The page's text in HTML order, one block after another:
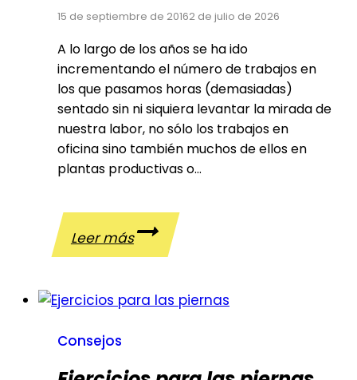
15 de septiembre de 20162 de julio de 2026
A lo largo de los años se ha ido
incrementando el número de trabajos en
los que pasamos horas (demasiadas)
sentado sin ni siquiera levantar la mirada de
nuestra labor, no sólo los trabajos en
oficina sino también muchos de ellos en
plantas productivas o…
Leer másConsejos
en
trabajo
Consejos